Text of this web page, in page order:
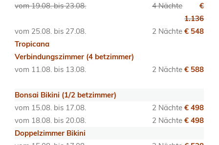
vom 19.08. bis 23.08.
4 Nächte
€
1.136
vom 25.08. bis 27.08.
2 Nächte € 548
Tropicana
Verbindungszimmer (4 betzimmer)
vom 11.08. bis 13.08.
2 Nächte € 588
Bonsai Bikini (1/2 betzimmer)
vom 15.08. bis 17.08.
2 Nächte € 498
vom 18.08. bis 20.08.
2 Nächte € 498
Doppelzimmer Bikini